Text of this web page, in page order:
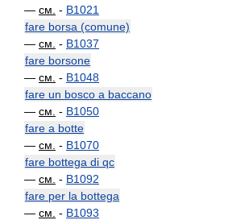
— см. - B1021
fare borsa (comune)
— см. - B1037
fare borsone
— см. - B1048
fare un bosco a baccano
— см. - B1050
fare a botte
— см. - B1070
fare bottega di qc
— см. - B1092
fare per la bottega
— см. - B1093